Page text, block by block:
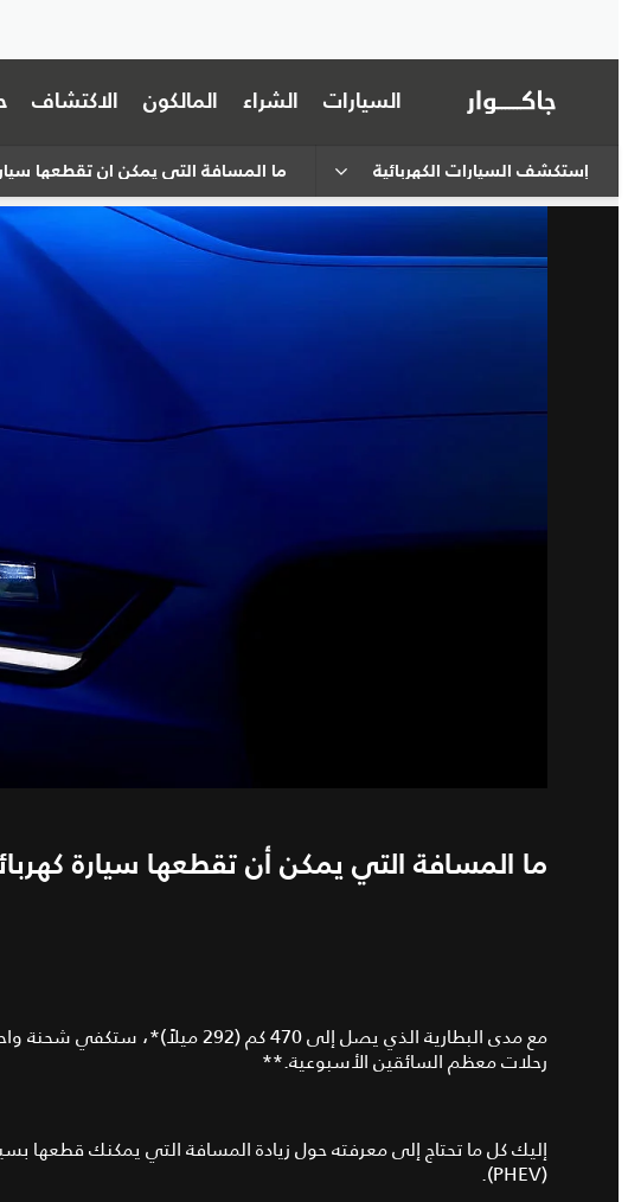
السيارات الشراء المالكون الاكتشاف
إستكشف السيارات الكهربائية ما المسافة التي يمكن أن تقطعها
ما المسافة التي يمكن أن تقطعها سيارة
رحلات معظم السائقين الأسبوعية.**
إليك كل ما تحتاج إلى معرفته حول زيادة المسافة التي يمكنك قطعها
(PHEV).